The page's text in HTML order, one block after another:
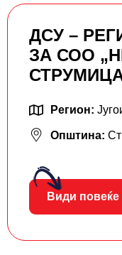
ДСУ –
ЗА СОО
Регион:
Општина:
Види повеќе